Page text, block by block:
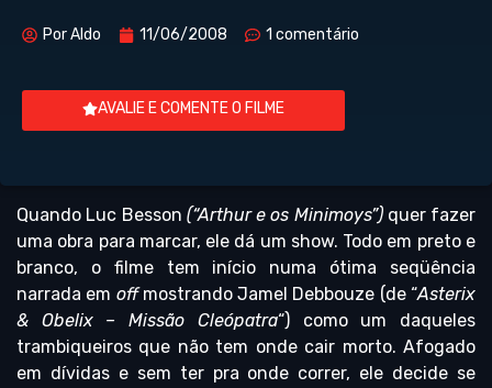
PorAldo 11/06/2008 1 comentário
AVALIE E COMENTE O FILME
Quando Luc Besson (“Arthur e os Minimoys”)quer fazer
uma obra para marcar, ele dá um show. Todo em preto e
branco, o filme tem início numa ótima seqüência
narrada em offmostrando Jamel Debbouze (de “Asterix
& Obelix – Missão Cleópatra“) como um daqueles
trambiqueiros que não tem onde cair morto. Afogado
em dívidas e sem ter pra onde correr, ele decide se